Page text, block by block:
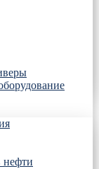
нефти